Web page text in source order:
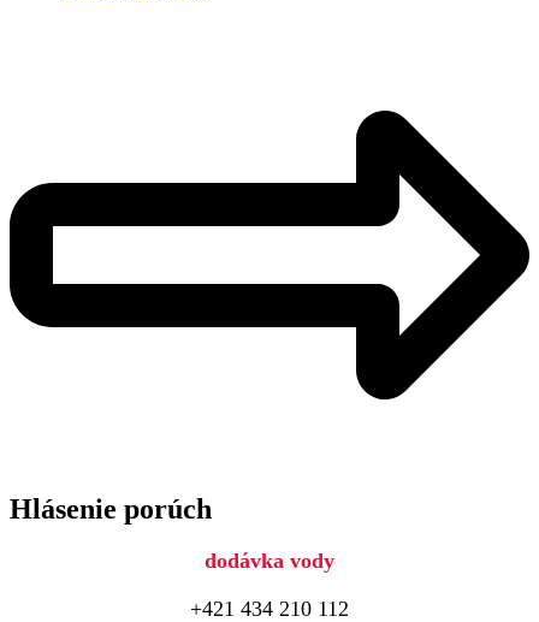
Hlásenie porúch
dodávka vody
+421 434 210 112